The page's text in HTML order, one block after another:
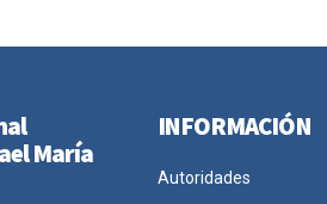
María
INFORMACIÓN
Autoridades